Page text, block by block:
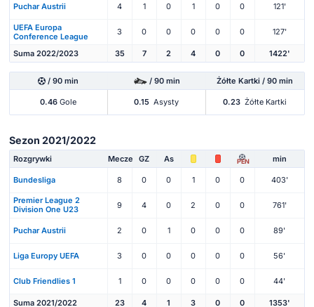
Puchar Austrii 4 1 0 1 0 0 121'
UEFA Europa
Conference League
3 0 0 0 0 0 127'
Suma 2022/2023 35 7 2 4 0 0 1422'
/ 90 min / 90 min Żółte Kartki / 90 min
0.46 Gole 0.15 Asysty 0.23 Żółte Kartki
Sezon 2021/2022
Rozgrywki Mecze GZ As PEN min
Bundesliga 8 0 0 1 0 0 403'
Premier League 2
Division One U23
9 4 0 2 0 0 761'
Puchar Austrii 2 0 1 0 0 0 89'
Liga Europy UEFA 3 0 0 0 0 0 56'
Club Friendlies 1 1 0 0 0 0 0 44'
Suma 2021/2022 23 4 1 3 0 0 1353'